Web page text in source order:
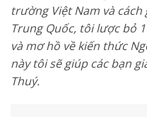
trường Việt Nam và
Trung Quốc, tôi lược bỏ
và mơ hồ về kiến thức
này tôi sẽ giúp các bạn
Thuý.